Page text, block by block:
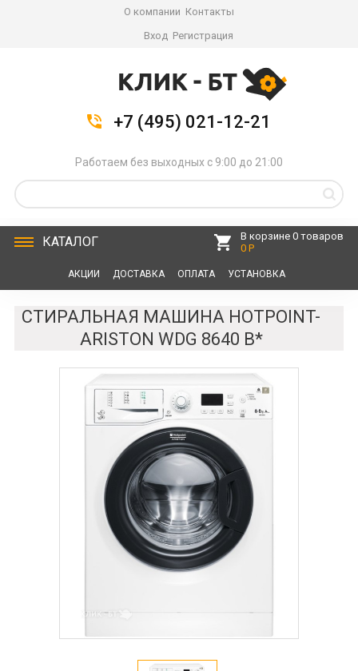
О компании Контакты
Вход Регистрация
+7 (495) 021-12-21
Работаем без выходных с 9:00 до 21:00
КАТАЛОГ
В корзине 0 товаров
0 Р
АКЦИИ ДОСТАВКА ОПЛАТА УСТАНОВКА
СТИРАЛЬНАЯ МАШИНА HOTPOINT-
ARISTON WDG 8640 B*